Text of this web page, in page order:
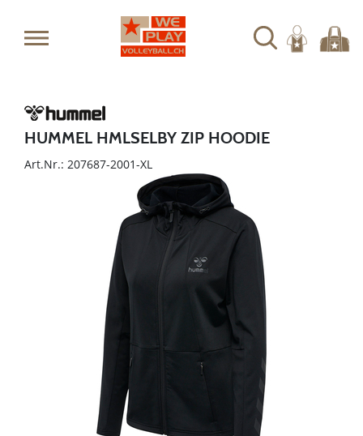
HUMMEL HMLSELBY ZIP HOODIE
Art.Nr.: 207687-2001-XL